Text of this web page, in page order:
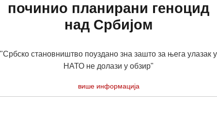
починио планирани геноцид
над Србијом
"Србско становништво поуздано зна зашто за њега улазак у
НАТО не долази у обзир"
више информација